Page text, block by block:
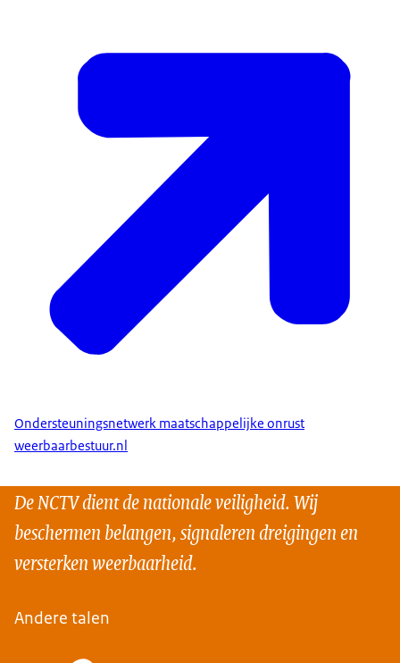
Ondersteuningsnetwerk maatschappelijke onrust
weerbaarbestuur.nl
De NCTV dient de nationale veiligheid. Wij
beschermen belangen, signaleren dreigingen en
versterken weerbaarheid.
Andere talen